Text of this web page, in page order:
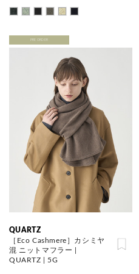
PRE ORDER
QUARTZ
［Eco Cashmere］カシミヤ
混 ニットマフラー |
QUARTZ | 5G